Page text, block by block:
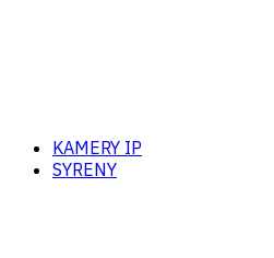
KAMERY IP
SYRENY